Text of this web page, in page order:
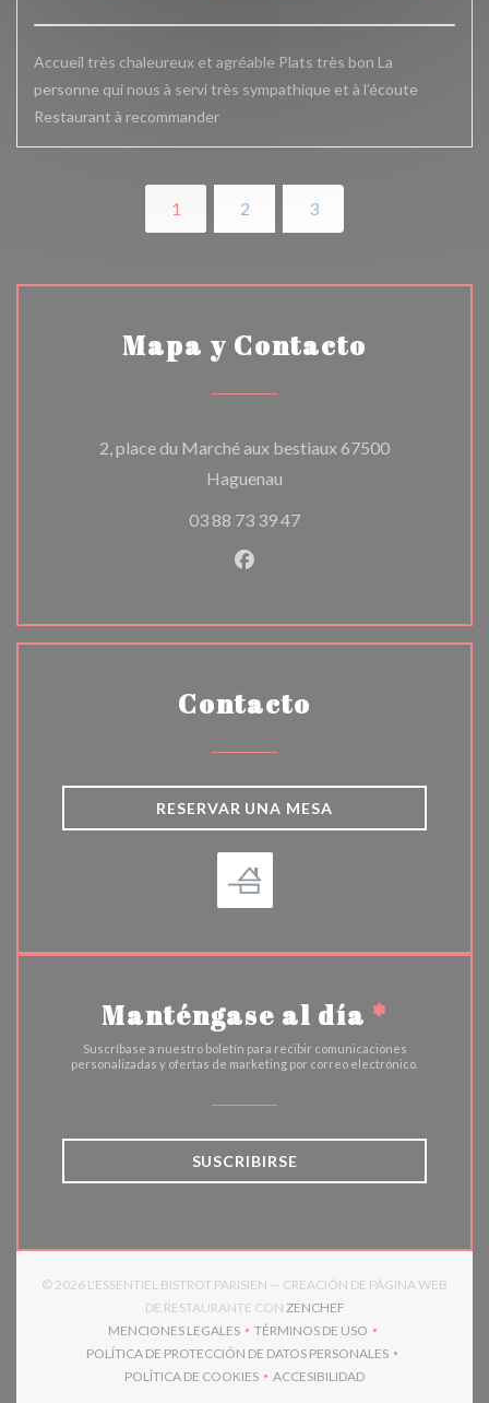
Accueil très chaleureux et agréable Plats très bon La
personne qui nous à servi très sympathique et à l’écoute
Restaurant à recommander
1 2 3
Mapa y Contacto
2, place du Marché aux bestiaux 67500
Haguenau
03 88 73 39 47
Facebook ((abre en una
Contacto
RESERVAR UNA MESA
Manténgase al día *
Suscríbase a nuestro boletín para recibir comunicaciones
personalizadas y ofertas de marketing por correo electrónico.
SUSCRIBIRSE
© 2026 L'ESSENTIEL BISTROT PARISIEN — CREACIÓN DE PÁGINA WEB
DE RESTAURANTE CON ZENCHEF((ABRE EN UNA NUEVA
MENCIONES LEGALES
((ABRE EN UNA NUEVA VENTANA))
TÉRMINOS DE USO
((ABRE EN UNA NUEVA
POLÍTICA DE PROTECCIÓN DE DATOS PERSONALES
((ABRE EN UNA NUEVA VENTANA))
POLÍTICA DE COOKIES
((ABRE EN UNA NUEVA VENTANA))
ACCESIBILIDAD
((ABRE EN UNA NUEVA